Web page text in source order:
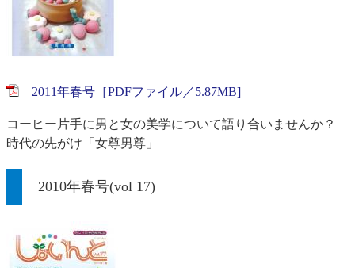
2011年春号［PDFファイル／5.87MB]
コーヒー片手に男と女の美学について語り合いませんか？
時代の先がけ「女尊男尊」
2010年春号(vol 17)